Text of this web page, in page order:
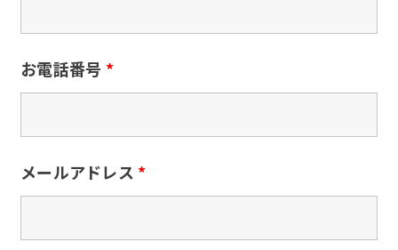
お電話番号 *
メールアドレス *